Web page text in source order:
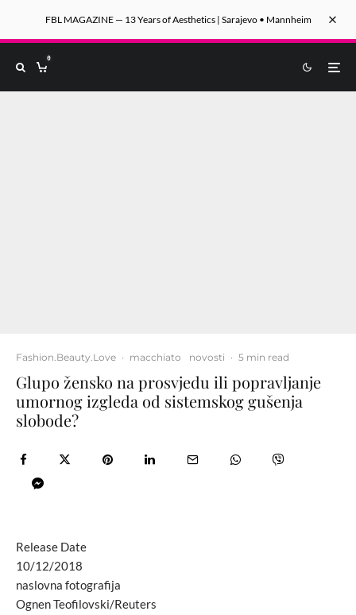
FBL MAGAZINE — 13 Years of Aesthetics | Sarajevo • Mannheim
0
Fashion.Beauty.Love · macchiato novosti · 5 min read
Glupo žensko na prosvjedu ili popravljanje
umornog izgleda od sistemskog gušenja
slobode?
Release Date
10/12/2018
naslovna fotografija
Ognen Teofilovski/Reuters